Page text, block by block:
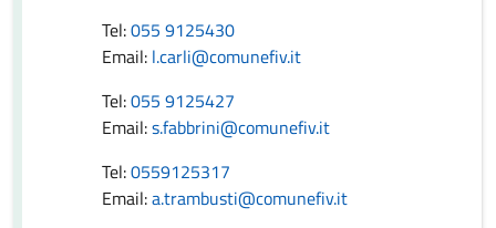
Tel:055 9125430
Email: l.carli@comunefiv.it
Tel:055 9125427
Email:s.fabbrini@comunefiv.it
Tel:0559125317
Email:a.trambusti@comunefiv.it